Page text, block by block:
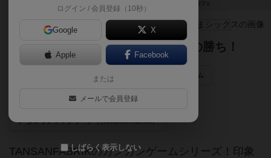
カフェ
印象の残らない自己紹介をした人の勝ち！
ゲームマーケット2016秋（東京） カンカンゲーム
持ち運びに便利 小さい
タンサンファブリーク（TANSANFABRIK）
TANSANFABRIKのカンカンゲームシリーズ！印象
ログイン / 会員登録（10秒）
Google X
Apple Facebook
または
メールで会員登録
しばらく表示しない